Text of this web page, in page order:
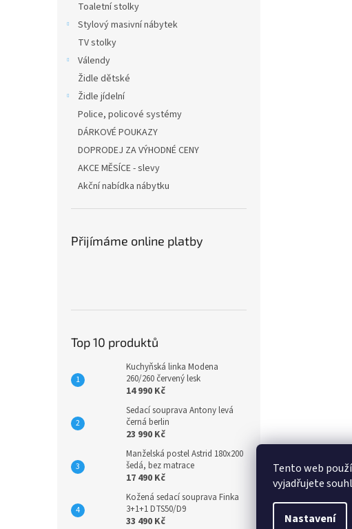
Tento web
vyjadřujete
Nastavení
Toaletní stolky
Stylový masivní nábytek
TV stolky
Válendy
Židle dětské
Židle jídelní
Police, policové systémy
DÁRKOVÉ POUKAZY
DOPRODEJ ZA VÝHODNÉ CENY
AKCE MĚSÍCE - slevy
Akční nabídka nábytku
Přijímáme online platby
Top 10 produktů
Kuchyňská linka Modena
260/260 červený lesk
14 990 Kč
Sedací souprava Antony levá
černá berlin
23 990 Kč
Manželská postel Astrid 180x200
šedá, bez matrace
17 490 Kč
Kožená sedací souprava Finka
3+1+1 DTS50/D9
33 490 Kč